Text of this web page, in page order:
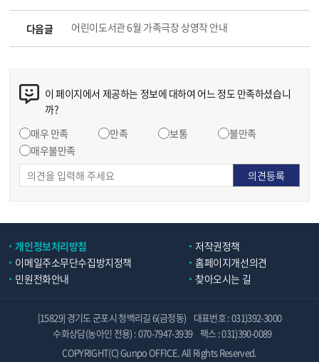
다음글 어린이도서관 6월 가족극장 상영작 안내
이 페이지에서 제공하는 정보에 대하여 어느 정도 만족하셨습니
까?
매우 만족
만족 보통
불만족
매우불만족
개인정보처리방침
저작권정책
이메일주소무단수집방지정책
홈페이지개선의견
민원전화안내
찾아오시는 길
[15829] 경기도 군포시 청백리길 6(금정동)
대표번호 : 031)392-3000
수화상담(농아인 전용) : 070-7947-3939 팩스 : 031)390-0089
COPYRIGHT(C) Gunpo OFFICE. All Rights Reserved.